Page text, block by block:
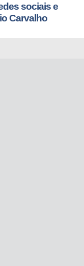
sociais e
Carvalho